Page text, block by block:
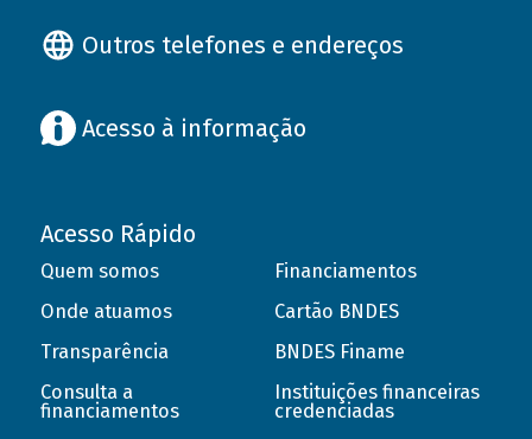
Outros telefones e endereços
Acesso à informação
Acesso Rápido
Quem somos
Onde atuamos
Transparência
Consulta a
financiamentos
Financiamentos
Cartão BNDES
BNDES Finame
Instituições financeiras
credenciadas